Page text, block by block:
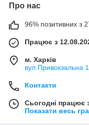
Про нас
96% позитивних з
Працює з
м. Харків
вул.Привокзальна
Контакти
Сьогодні працює
Показати весь